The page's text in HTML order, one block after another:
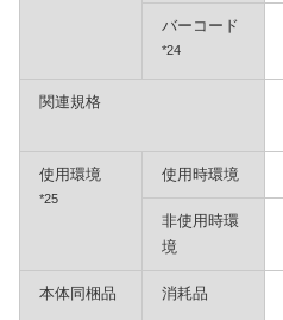
バーコード
*24
関連規格
使用環境
*25
使用時環境
非使用時環
境
本体同梱品 消耗品